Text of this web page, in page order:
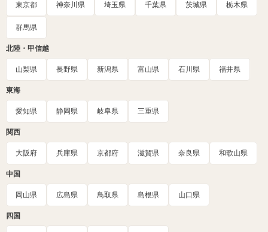
東京都 神奈川県 埼玉県 千葉県 茨城県 栃木県
群馬県
北陸・甲信越
山梨県 長野県 新潟県 富山県 石川県 福井県
東海
愛知県 静岡県 岐阜県 三重県
関西
大阪府 兵庫県 京都府 滋賀県 奈良県 和歌山県
中国
岡山県 広島県 鳥取県 島根県 山口県
四国